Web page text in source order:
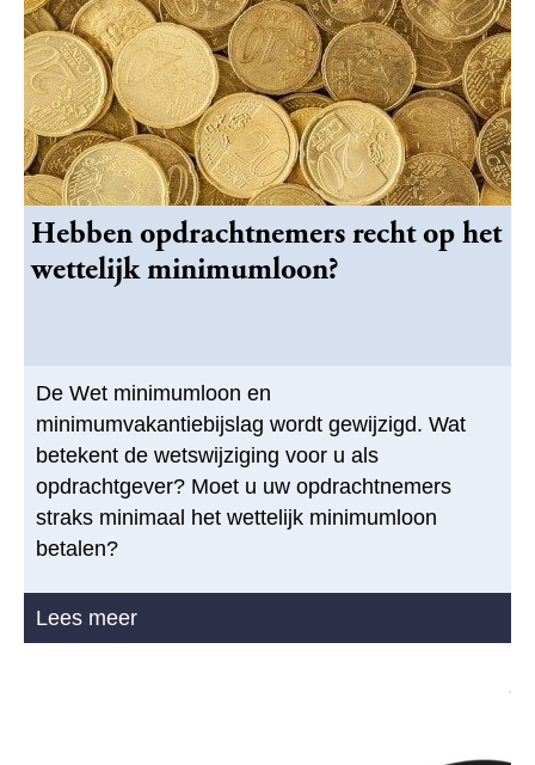
Hebben opdrachtnemers recht op het
wettelijk minimumloon?
De Wet minimumloon en
minimumvakantiebijslag wordt gewijzigd. Wat
betekent de wetswijziging voor u als
opdrachtgever? Moet u uw opdrachtnemers
straks minimaal het wettelijk minimumloon
betalen?
Lees meer